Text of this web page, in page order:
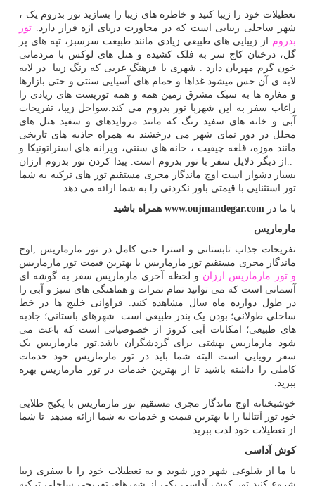
تعطیلات خود را زیبا کنید و خاطره های زیبا را بسازید تور بدروم یک ،
شهر ساحلی زیبایی است که در مجاورت دریای اژه قرار دارد. تور
بدروم از زییایی های طبیعی زیادی مانند طبیعت سرسبز، تپه های پر
گل، درختان کاج سر به فلک کشیده و هتل های لوکس با مردمانی
خون گرم مهربان دارد . شهری با فرهنگ غربی که رنگ زیبا در لابه
لابه ی آن حس میشود.غذاها و حمام های آسیایی سنتی و حتی بازارها
و مغازه ها به سبک مشرق زمین همه و همه توریست های زیادی را
راغاب سفر به این شهربا تور بدروم می کند.سواحل زیبا، تفریحات
آبی و خانه های سفید رنگ که مانند مروایدهای و سفید هتل های
مجلل در دور نمای شهر می درخشند به همراه جاذبه های تاریخی
مانند موزه، قلعه چیفیت ، خانه های سنتی، ویرانه های استراتونیکا و
از دیگر دلایل سفر با تور بدروم است. پیدا کردن تور بدروم ارزان
بسیار دشوار است اوج ماندگار مجری مستقیم تور های ترکیه به شما
تور استثنایی با قیمتی باور نکردنی را به شما ارائه می دهد.
با ما در www.oujmandegar.com همراه باشید
مارماریس
تفریحات جذاب تابستانی و استرا حتی کامل در تور مارماریس ,اوج
ماندگار مجری مستقیم تور مارماریس با بهترین قیمت تور مارماریس
و تور مارماریس ارزان و لحظه آخری مارماریس سفر به گوشه ای
آسمانی است که می توانید تمام نمرات و هماهنگی های سبز و آبی را
در طول دوازده ماه سال مشاهده کنید. فراوانی خلیج ها در خط
ساحلی طولانی؛ بودن یک بندر طبیعی است. شهرهای باستانی؛ جاذبه
های طبیعی؛ امکانات آبی کروز از خصوصیاتی است که باعث می
شود مارماریس بهشتی برای گردشگران باشد.تور مارماریس یک
سفر رویایی است البته شما باید در تور مارماریس خود خدمات
کاملی را داشته باشید تا از بهترین خدمات در تور مارماریس بهره
ببرید.
خوشبختانه اوج ماندگار مجری مستقیم تور مارماریس با پکیج طلایی
خود تور آنتالیا را با بهترین قیمت و خدمات به شما ارائه میدهد تا شما
از تعطیلات خود لذت ببرید.
کوش آداسی
با ما از شلوغی شهر دور شوید و به تعطیلات خود را با سفری زیبا